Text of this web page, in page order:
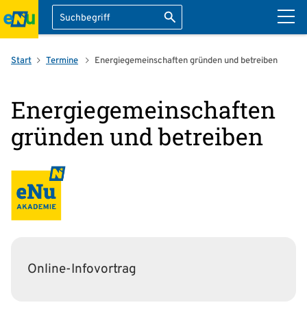
Suche Suche starten
überspringen
Start Termine Energiegemeinschaften gründen und betreiben
Energiegemeinschaften
gründen und betreiben
Online-Infovortrag